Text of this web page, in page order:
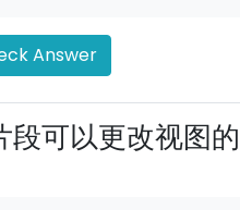
Answer
段可以更改视图